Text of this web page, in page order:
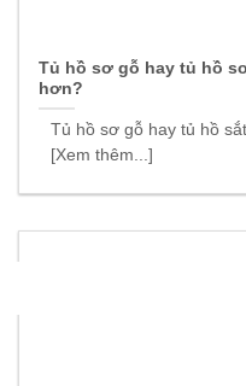
Tủ hồ sơ gỗ hay tủ hồ
hơn?
Tủ hồ sơ gỗ hay tủ hồ
[Xem thêm...]